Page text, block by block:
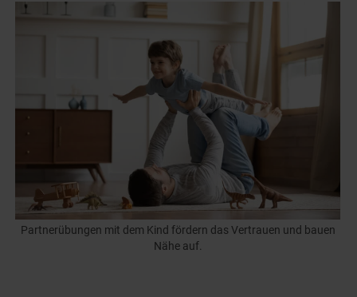
Partnerübungen mit dem Kind fördern das Vertrauen und bauen
Nähe auf.